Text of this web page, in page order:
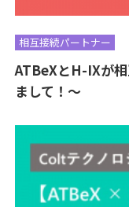
相互接続パートナー
ATBeXとH-IXが
まして！～